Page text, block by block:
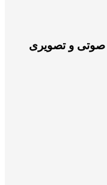
صوتی و تصویری